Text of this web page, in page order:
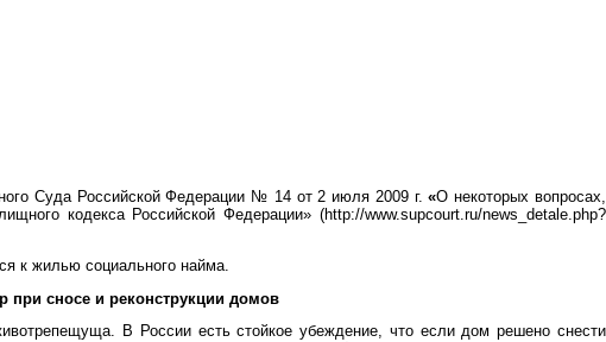
Суда Российской Федерации № 14 от 2 июля 2009 г.«О некоторых вопросах,
кодекса Российской Федерации» (http://www.supcourt.ru/news_detale.php?
к жилью социального найма.
при сносе и реконструкции домов
В России есть стойкое убеждение, что если дом решено снести